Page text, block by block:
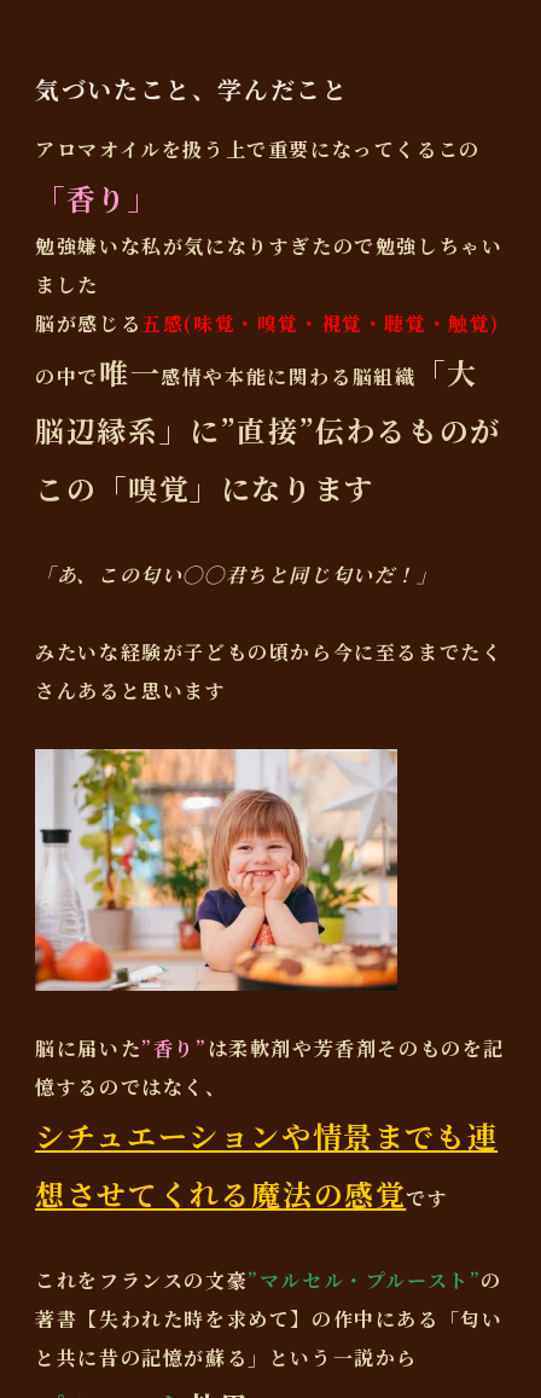
気づいたこと、学んだこと
アロマオイルを扱う上で重要になってくるこの
「香り」
勉強嫌いな私が気になりすぎたので勉強しちゃい
ました
脳が感じる五感(味覚・嗅覚・視覚・聴覚・触覚)
の中で唯一感情や本能に関わる脳組織
「大
脳辺縁系」に”直接”伝わるものが
この「嗅覚」になります
「あ、この匂い◯◯君ちと同じ匂いだ！」
みたいな経験が子どもの頃から今に至るまでたく
さんあると思います
脳に届いた”香り”は柔軟剤や芳香剤そのものを記
憶するのではなく、
シチュエーションや情景までも連
想させてくれる魔法の感覚です
これをフランスの文豪”マルセル・プルースト”の
著書【失われた時を求めて】の作中にある「匂い
と共に昔の記憶が蘇る」という一説から